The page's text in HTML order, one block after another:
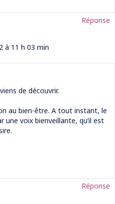
Réponse
à 11 h 03 min
de découvrir.
au bien-être. A tout instant, le
une voix bienveillante, qu’il est
Réponse